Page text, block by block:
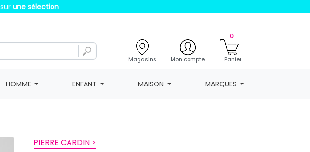
sur une sélection
Magasins Mon compte
0
Panier
HOMME ENFANT MAISON MARQUES
PIERRE CARDIN >